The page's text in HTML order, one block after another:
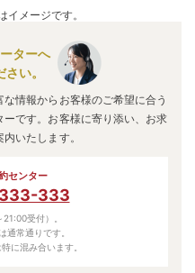
イメージです。
ターへ
い。
情報からお客様のご希望に合う
です。お客様に寄り添い、お求
いたします。
センター
333
受付）。
通常通りです。
に混み合います。